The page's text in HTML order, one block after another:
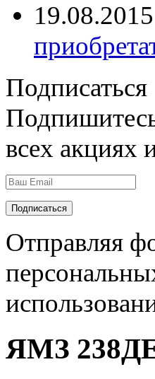
19.08.2015
Подписаться
всех акциях
Отправляя
ЯМЗ